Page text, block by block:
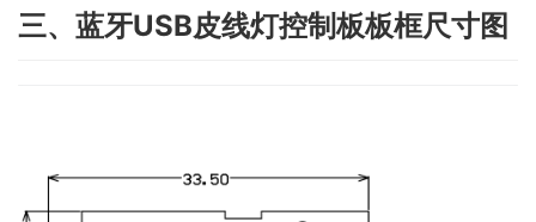
三、蓝牙USB皮线灯控制板板框尺寸图